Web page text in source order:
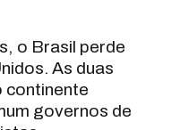
o Brasil perde
As duas
continente
governos de